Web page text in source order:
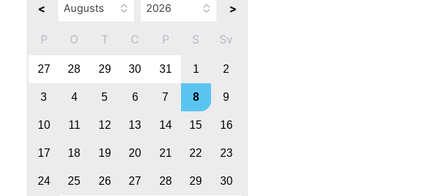
< >
P O T C P S Sv
27 28 29 30 31 1 2
3 4 5 6 7 8 9
10 11 12 13 14 15 16
17 18 19 20 21 22 23
24 25 26 27 28 29 30